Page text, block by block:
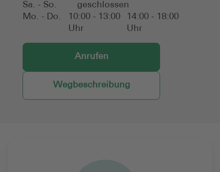
Sa. - So.
geschlossen
Mo. - Do.
10:00 - 13:00
Uhr
14:00 - 18:00
Uhr
Anrufen
Wegbeschreibung